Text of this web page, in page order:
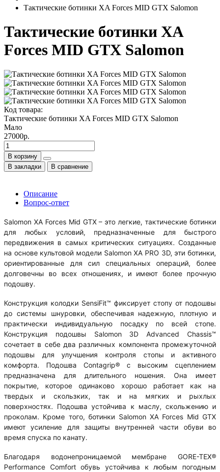
Тактические ботинки XA Forces MID GTX Salomon
Тактические ботинки XA
Forces MID GTX Salomon
Код товара:
Тактические ботинки XA Forces MID GTX Salomon
Мало
27000р.
В корзину
В закладки
В сравнение
Описание
Вопрос-ответ
Salomon XA Forces Mid GTX – это легкие, тактические ботинки
для любых условий, предназначенные для быстрого
передвижения в самых критических ситуациях. Созданные
на основе культовой модели Salomon XA PRO 3D, эти ботинки,
ориентированные для сил специальных операций, более
долговечны во всех отношениях, и имеют более прочную
подошву.
Конструкция колодки SensiFit™ фиксирует стопу от подошвы
до системы шнуровки, обеспечивая надежную, плотную и
практически индивидуальную посадку по всей стопе.
Конструкция подошвы Salomon 3D Advanced Chassis™
сочетает в себе два различных компонента промежуточной
подошвы для улучшения контроля стопы и активного
комфорта. Подошва Contagrip® с высоким сцеплением
предназначена для длительного ношения. Она имеет
покрытие, которое одинаково хорошо работает как на
твердых и скользких, так и на мягких и рыхлых
поверхностях. Подошва устойчива к маслу, скольжению и
проколам. Кроме того, ботинки Salomon XA Forces Mid GTX
имеют усиление для защиты внутренней части обуви во
время спуска по канату.
Благодаря водонепроницаемой мембране GORE-TEX®
Performance Comfort обувь устойчива к любым погодным